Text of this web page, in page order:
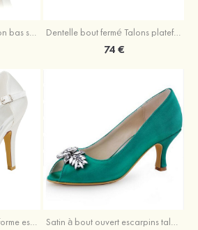
Bout fermé bout rond talon bas spéciale Chaussures Dentelle bout fermé Talons plateforme escarpins talon compensé chaussures de mariage
74 €
Satin à bout ouvert plateforme escarpins talon stiletto chaussures de mariage Satin à bout ouvert escarpins talon bobine chaussures de mariage